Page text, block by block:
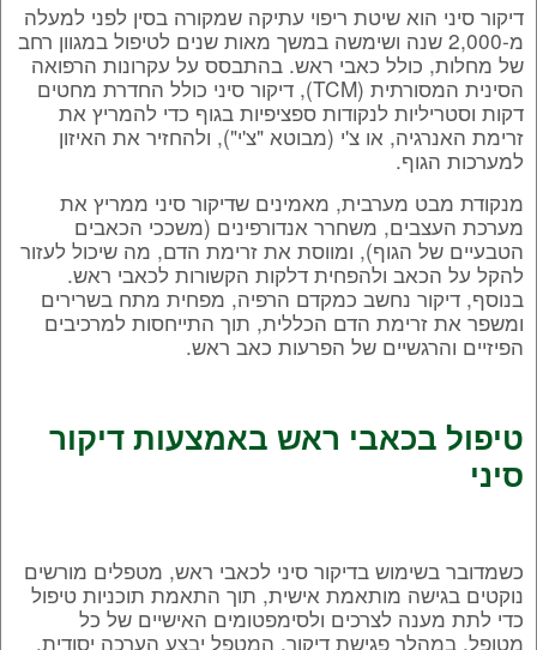
דיקור סיני הוא שיטת ריפוי עתיקה שמקורה בסין לפני למעלה
מ-2,000 שנה ושימשה במשך מאות שנים לטיפול במגוון רחב
של מחלות, כולל כאבי ראש. בהתבסס על עקרונות הרפואה
הסינית המסורתית (TCM), דיקור סיני כולל החדרת מחטים
דקות וסטריליות לנקודות ספציפיות בגוף כדי להמריץ את
זרימת האנרגיה, או צ'י (מבוטא "צ'י"), ולהחזיר את האיזון
למערכות הגוף.
מנקודת מבט מערבית, מאמינים שדיקור סיני ממריץ את
מערכת העצבים, משחרר אנדורפינים (משככי הכאבים
הטבעיים של הגוף), ומווסת את זרימת הדם, מה שיכול לעזור
להקל על הכאב ולהפחית דלקות הקשורות לכאבי ראש.
בנוסף, דיקור נחשב כמקדם הרפיה, מפחית מתח בשרירים
ומשפר את זרימת הדם הכללית, תוך התייחסות למרכיבים
הפיזיים והרגשיים של הפרעות כאב ראש.
טיפול בכאבי ראש באמצעות דיקור
סיני
כשמדובר בשימוש בדיקור סיני לכאבי ראש, מטפלים מורשים
נוקטים בגישה מותאמת אישית, תוך התאמת תוכניות טיפול
כדי לתת מענה לצרכים ולסימפטומים האישיים של כל
מטופל. במהלך פגישת דיקור, המטפל יבצע הערכה יסודית,